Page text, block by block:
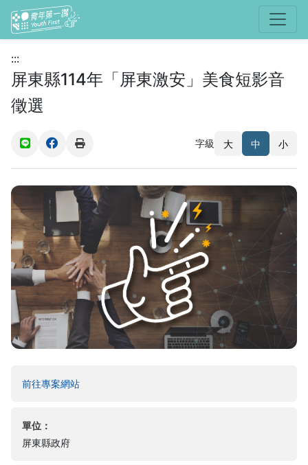
選單
:::
屏東縣114年「屏東激安」美食短影音
徵選
(另開新視窗)
(另開新視窗)
字級 大 中 小
前往專案網站(另開新視窗)
單位：
屏東縣政府